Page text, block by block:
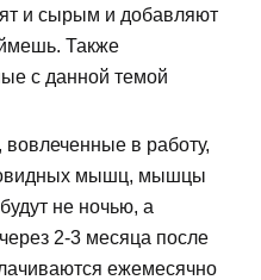
и сырым и добавляют
Также
с данной темой
в работу,
мышц, мышцы
не ночью, а
2-3 месяца после
ежемесячно